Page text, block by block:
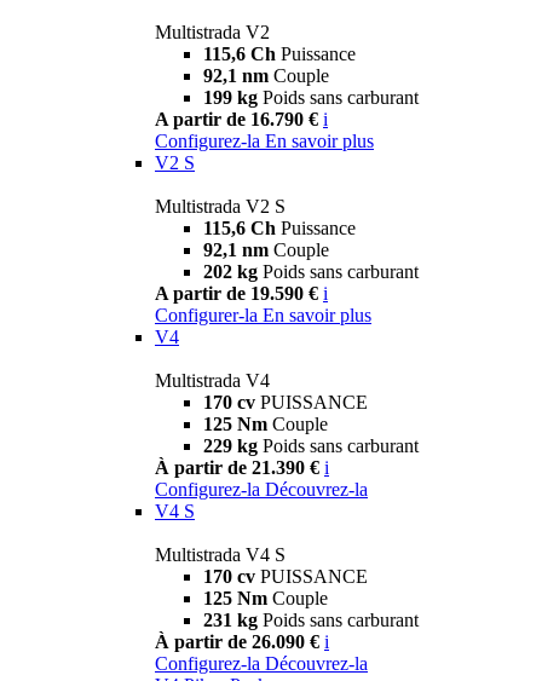
Multistrada V2
115,6 Ch Puissance
92,1 nm Couple
199 kg Poids sans carburant
A partir de 16.790 € i
Configurez-la En savoir plus
V2 S
Multistrada V2 S
115,6 Ch Puissance
92,1 nm Couple
202 kg Poids sans carburant
A partir de 19.590 € i
Configurer-la En savoir plus
V4
Multistrada V4
170 cv PUISSANCE
125 Nm Couple
229 kg Poids sans carburant
À partir de 21.390 € i
Configurez-la Découvrez-la
V4 S
Multistrada V4 S
170 cv PUISSANCE
125 Nm Couple
231 kg Poids sans carburant
À partir de 26.090 € i
Configurez-la Découvrez-la